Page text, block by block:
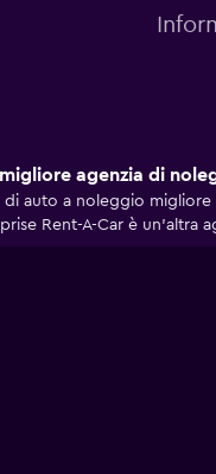
agenzia di
di auto a noleggio
Rent-A-Car è un'altra